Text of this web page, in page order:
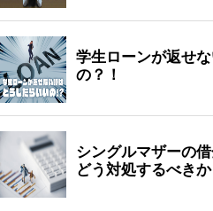
学生ローンが返せ
の？！
シングルマザーの
どう対処するべきか